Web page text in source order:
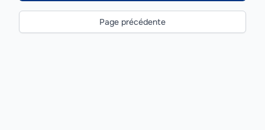
Page précédente